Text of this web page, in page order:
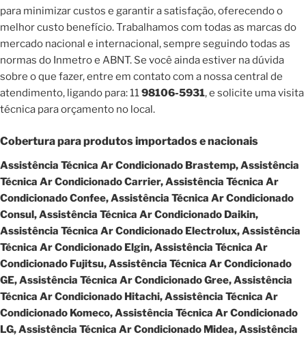
para minimizar custos e garantir a satisfação, oferecendo o
melhor custo benefício. Trabalhamos com todas as marcas do
mercado nacional e internacional, sempre seguindo todas as
normas do Inmetro e ABNT. Se você ainda estiver na dúvida
sobre o que fazer, entre em contato com a nossa central de
atendimento, ligando para: 1198106-5931, e solicite uma visita
técnica para orçamento no local.
Cobertura para produtos importados e nacionais
Assistência Técnica Ar Condicionado Brastemp, Assistência
Técnica Ar Condicionado Carrier, Assistência Técnica Ar
Condicionado Confee, Assistência Técnica Ar Condicionado
Consul, Assistência Técnica Ar Condicionado Daikin,
Assistência Técnica Ar Condicionado Electrolux, Assistência
Técnica Ar Condicionado Elgin, Assistência Técnica Ar
Condicionado Fujitsu, Assistência Técnica Ar Condicionado
GE, Assistência Técnica Ar Condicionado Gree, Assistência
Técnica Ar Condicionado Hitachi, Assistência Técnica Ar
Condicionado Komeco, Assistência Técnica Ar Condicionado
LG, Assistência Técnica Ar Condicionado Midea, Assistência